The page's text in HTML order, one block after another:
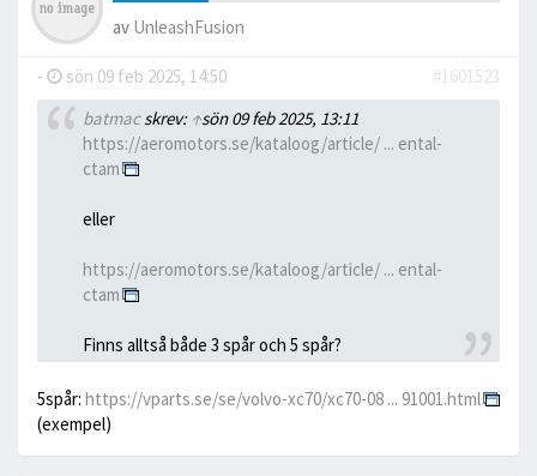
av UnleashFusion
- sön 09 feb 2025, 14:50
#1601523
batmacskrev: ↑sön 09 feb 2025, 13:11
https://aeromotors.se/kataloog/article/ ... ental-
ctam
eller
https://aeromotors.se/kataloog/article/ ... ental-
ctam
Finns alltså både 3 spår och 5 spår?
5spår: https://vparts.se/se/volvo-xc70/xc70-08 ... 91001.html
(exempel)